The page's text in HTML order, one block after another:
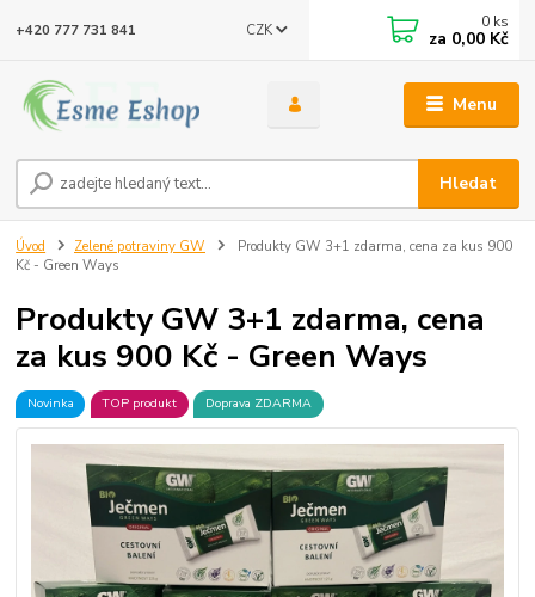
Menu
CZK
Hledat
+420 777 731 841 0 ks
za 0,00 Kč
Úvod Zelené potraviny GW
Produkty GW 3+1 zdarma, cena za kus 900
Kč - Green Ways
Produkty GW 3+1 zdarma, cena
za kus 900 Kč - Green Ways
Novinka TOP produkt Doprava ZDARMA